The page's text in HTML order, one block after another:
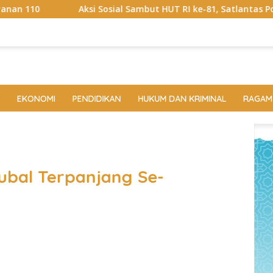
Sambut HUT RI ke-81, Satlantas Polres Way Kanan
EKONOMI PENDIDIKAN HUKUM DAN KRIMINAL RAGAM
Terpanjang Se-